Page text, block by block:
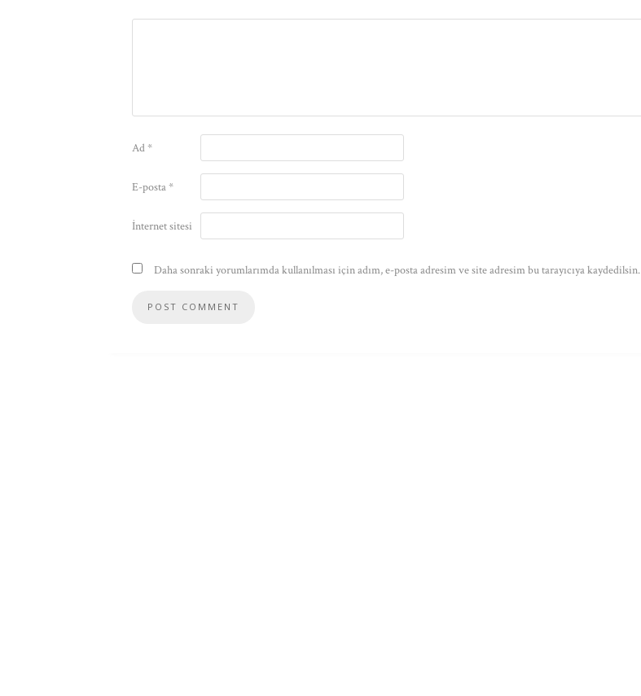
Ad*
E-posta*
İnternet sitesi
Daha sonraki yorumlarımda kullanılması için adım, e-posta adresim ve site adresim bu tarayıcıya kaydedilsin.